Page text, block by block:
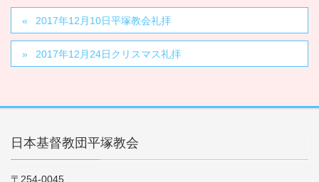
2017年12月10日平塚教会礼拝
2017年12月24日クリスマス礼拝
日本基督教団平塚教会
〒254-0045